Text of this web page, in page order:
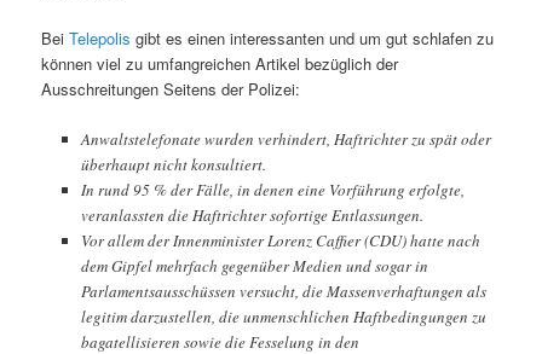
BeiTelepolis gibt es einen interessanten und um gut schlafen zu
können viel zu umfangreichen Artikel bezüglich der
Ausschreitungen Seitens der Polizei:
Anwaltstelefonate wurden verhindert, Haftrichter zu spät oder
überhaupt nicht konsultiert.
In rund 95 % der Fälle, in denen eine Vorführung erfolgte,
veranlassten die Haftrichter sofortige Entlassungen.
Vor allem der Innenminister Lorenz Caffier (CDU) hatte nach
dem Gipfel mehrfach gegenüber Medien und sogar in
Parlamentsausschüssen versucht, die Massenverhaftungen als
legitim darzustellen, die unmenschlichen Haftbedingungen zu
bagatellisieren sowie die Fesselung in den